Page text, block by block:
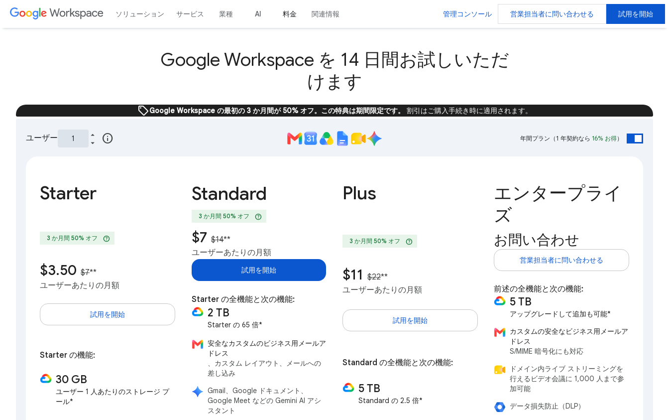
ソリューション サービス 業種 AI 料金 関連情報 管理コンソール 営業担当者に問い合わせる 試用を開始
Google Workspace を 14 日間お試しいただ
けます
sellGoogle Workspace の最初の 3 か月間が 50% オフ。この特典は期間限定です。 割引はご購入手続き時に適用されます。
ユーザー info 年間プラン （1 年契約なら 16% お得）
Starter
3 か月間 50% オフ help
$3.50 $7**
ユーザーあたりの月額
試用を開始
Starter の機能:
30 GB
ユーザー 1 人あたりのストレージ プ
ール*
Standard
3 か月間 50% オフ help
$7 $14**
ユーザーあたりの月額
試用を開始
Starter の全機能と次の機能:
2 TB
Starter の 65 倍*
安全なカスタムのビジネス用メールア
ドレス
、カスタム レイアウト、メールへの
差し込み
Gmail、Google ドキュメント、
Google Meet などの Gemini AI アシ
スタント
Plus
3 か月間 50% オフ help
$11 $22**
ユーザーあたりの月額
試用を開始
Standard の全機能と次の機能:
5 TB
Standard の 2.5 倍*
エンタープライ
ズ
お問い合わせ
営業担当者に問い合わせる
前述の全機能と次の機能:
5 TB
アップグレードして追加も可能*
カスタムの安全なビジネス用メールア
ドレス
S/MIME 暗号化にも対応
ドメイン内ライブ ストリーミングを
行えるビデオ会議に 1,000 人まで参
加可能
データ損失防止（DLP）